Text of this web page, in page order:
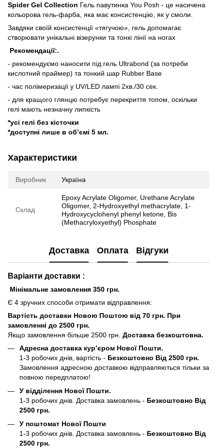
Spider Gel Collection Гель павутинка You Posh - це насичена
кольорова гель-фарба, яка має консистенцію, як у смоли.
Завдяки своїй консистенції «тягучою», гель допомагає
створювати унікальні візерунки та тонкі лінії на ногах
Рекомендації:.
- рекомендуємо наносити під гель Ultrabond (за потреби
кислотний праймер) та тонкий шар Rubber Base
- час полімеризації у UV/LED лампі 2хв./30 сек.
- для кращого глянцю потребує перекриття топом, оскільки
гелі мають незначну липкість
*усі гелі без кісточки
*доступні лише в об’ємі 5 мл.
Характеристики
Виробник Україна
Склад
Epoxy Acrylate Oligomer, Urethane Acrylate
Oligomer, 2-Hydroxyethyl methacrylate, 1-
Hydroxycyclohenyl phenyl ketone, Bis
(Methacryloxyethyl) Phosphate
Доставка Оплата Відгуки
Варіанти доставки :
Мінімальне замовлення 350 грн.
Є 4 зручних способи отримати відправлення:
Вартість доставки Новою Поштою від 70 грн. При
замовленні до 2500 грн.
Якщо замовлення більше 2500 грн. Доставка безкоштовна.
Адресна доставка кур’єром Нової Пошти.
1-3 робочих днів, вартість - Безкоштовно Від 2500 грн.
Замовлення адресною доставкою відправляються тільки за
повною передплатою!
У відділення Нової Пошти.
1-3 робочих днів. Доставка замовлень - Безкоштовно Від
2500 грн.
У поштомат Нової Пошти
1-3 робочих днів. Доставка замовлень - Безкоштовно Від
2500 грн.